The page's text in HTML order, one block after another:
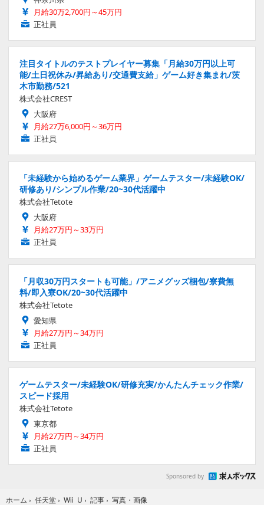
月給30万2,700円～45万円
正社員
注目タイトルのテストプレイヤー募集「月給30万円以上可
能/土日祝休み/昇給あり/交通費支給」ゲーム好き集まれ/茨
木市勤務/521
株式会社CREST
大阪府
月給27万6,000円～36万円
正社員
「未経験から始めるゲーム業界」ゲームテスター/未経験OK/
研修あり/シンプル作業/20~30代活躍中
株式会社Tetote
大阪府
月給27万円～33万円
正社員
「月収30万円スタートも可能」/アニメグッズ梱包/寮費無
料/即入寮OK/20~30代活躍中
株式会社Tetote
愛知県
月給27万円～34万円
正社員
ゲームテスター/未経験OK/研修充実/かんたんチェック作業/
スピード採用
株式会社Tetote
東京都
月給27万円～34万円
正社員
Sponsored by
ホーム › 任天堂 › Wii U › 記事 › 写真・画像